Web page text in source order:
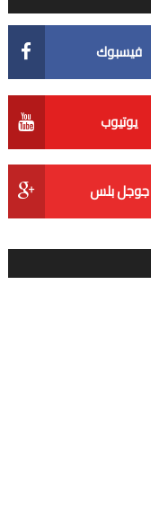
فيسبوك
يوتيوب
جوجل بلس